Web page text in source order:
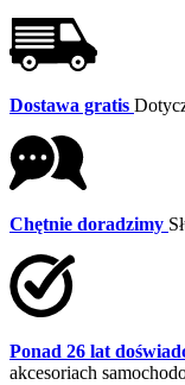
Dostawa gratis
Chętnie doradzimy
Ponad 26 lat
akcesoriach